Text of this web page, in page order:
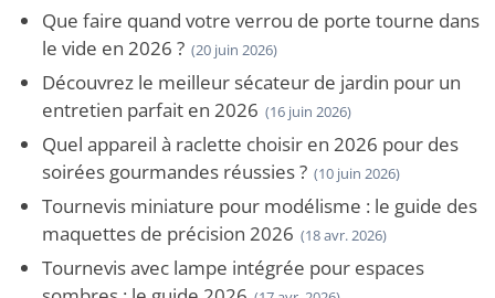
Que faire quand votre verrou de porte tourne dans
le vide en 2026 ? (20 juin 2026)
Découvrez le meilleur sécateur de jardin pour un
entretien parfait en 2026 (16 juin 2026)
Quel appareil à raclette choisir en 2026 pour des
soirées gourmandes réussies ? (10 juin 2026)
Tournevis miniature pour modélisme : le guide des
maquettes de précision 2026 (18 avr. 2026)
Tournevis avec lampe intégrée pour espaces